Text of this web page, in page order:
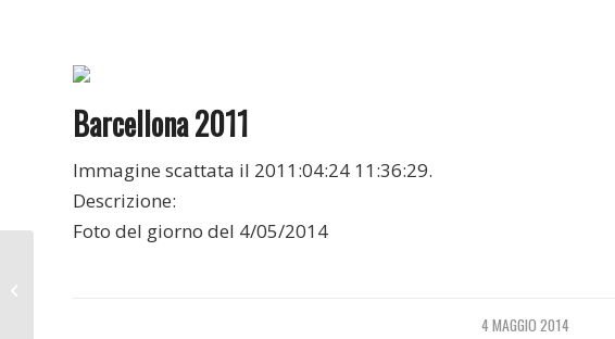
Barcellona 2011
Immagine scattata il 2011:04:24 11:36:29.
Descrizione:
Foto del giorno del 4/05/2014
4 MAGGIO 2014